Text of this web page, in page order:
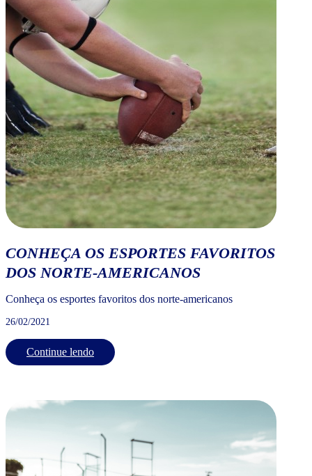
CONHEÇA OS ESPORTES FAVORITOS
DOS NORTE-AMERICANOS
Conheça os esportes favoritos dos norte-americanos
26/02/2021
Continue lendo